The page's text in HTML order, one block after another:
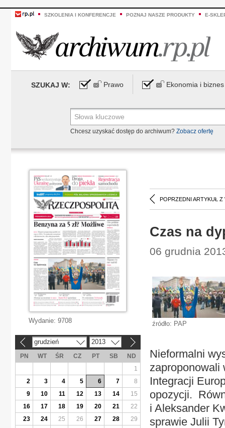
SZKOLENIA I KONFERENCJE POZNAJ NASZE PRODUKTY E-
SZUKAJ W: Prawo Ekonomia i biznes
Chcesz uzyskać dostęp do archiwum? Zobacz ofertę
POPRZEDNI ARTYKUŁ Z
Czas na
06 grudnia
źródło: PAP
Nieformalni
zaproponowali
Integracji
opozycji.
i Aleksander
sprawie Julii
Wydanie: 9708
grudzień 2013
PN WT ŚR CZ PT SB
ND
1
2
3 4 5 6 7
8
9
10 11 12 13 14
15
16
17 18 19 20 21
22
23
24 25 26 27 28
29